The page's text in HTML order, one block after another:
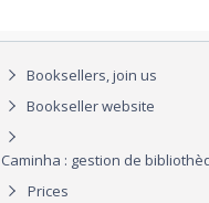
Booksellers, join us
Bookseller website
Caminha : gestion de
Prices